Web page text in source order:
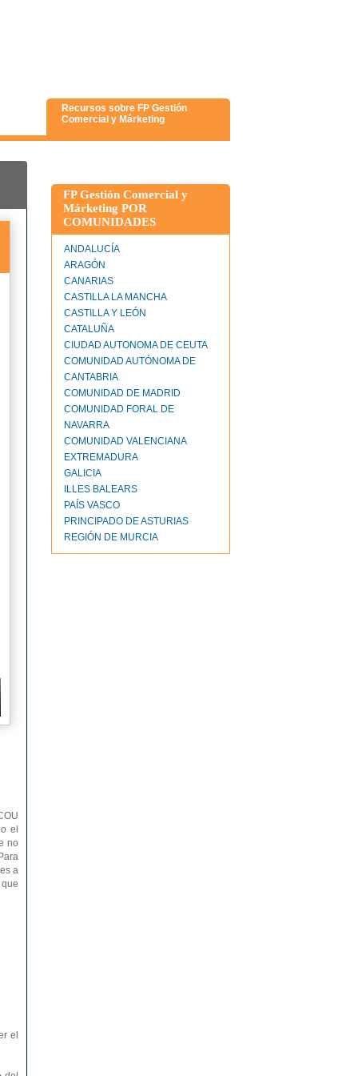
Recursos sobre FP Gestión
Comercial y Márketing
el
no
a
el
FP Gestión Comercial y
Márketing POR
COMUNIDADES
ANDALUCÍA
ARAGÓN
CANARIAS
CASTILLA LA MANCHA
CASTILLA Y LEÓN
CATALUÑA
CIUDAD AUTONOMA DE CEUTA
COMUNIDAD AUTÓNOMA DE
CANTABRIA
COMUNIDAD DE MADRID
COMUNIDAD FORAL DE
NAVARRA
COMUNIDAD VALENCIANA
EXTREMADURA
GALICIA
ILLES BALEARS
PAÍS VASCO
PRINCIPADO DE ASTURIAS
REGIÓN DE MURCIA